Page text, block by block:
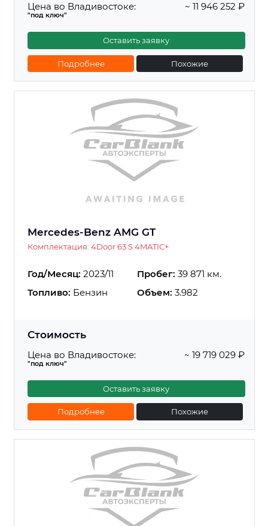
Цена во Владивостоке:
"под ключ"
~ 11 946 252 ₽
Оставить заявку
Подробнее Похожие
Mercedes-Benz AMG GT
Комплектация: 4Door 63 S 4MATIC+
Год/Месяц: 2023/11 Пробег: 39 871 км.
Топливо: Бензин Объем: 3.982
Стоимость
Цена во Владивостоке:
"под ключ"
~ 19 719 029 ₽
Оставить заявку
Подробнее Похожие